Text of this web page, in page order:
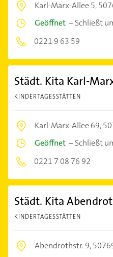
Karl-Marx-Allee 5,
Geöffnet –Schließt
0221 9 63 59
Städt. Kita Karl-
KINDERTAGESSTÄTTEN
Karl-Marx-Allee 69,
Geöffnet –Schließt
0221 7 08 76 92
Städt. Kita
KINDERTAGESSTÄTTEN
Abendrothstr. 9,